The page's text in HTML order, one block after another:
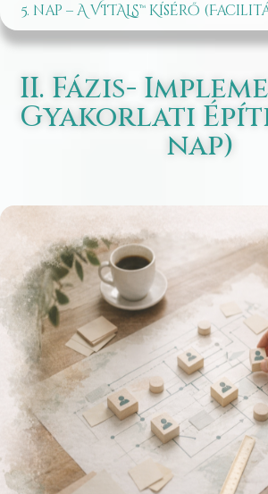
5. nap – A VITALS™ Kísérő
II. Fázis-
Gyakorlati
nap)